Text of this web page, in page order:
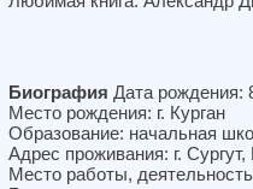
Биография Дата рождения:
Место рождения: г. Курган
Образование: начальная
Адрес проживания: г.
Место работы,